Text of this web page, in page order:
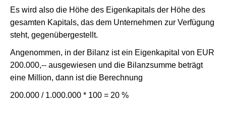
Es wird also die Höhe des Eigenkapitals der Höhe des
gesamten Kapitals, das dem Unternehmen zur Verfügung
steht, gegenübergestellt.
Angenommen, in der Bilanz ist ein Eigenkapital von EUR
200.000,-- ausgewiesen und die Bilanzsumme beträgt
eine Million, dann ist die Berechnung
200.000 / 1.000.000 * 100 = 20 %